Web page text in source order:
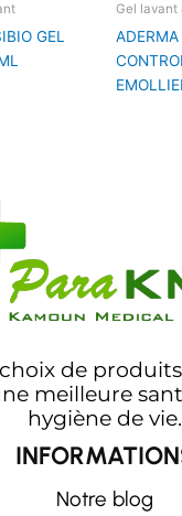
GEL
Gel lavant
de
meilleure
hygiène de vie.
Notre blog